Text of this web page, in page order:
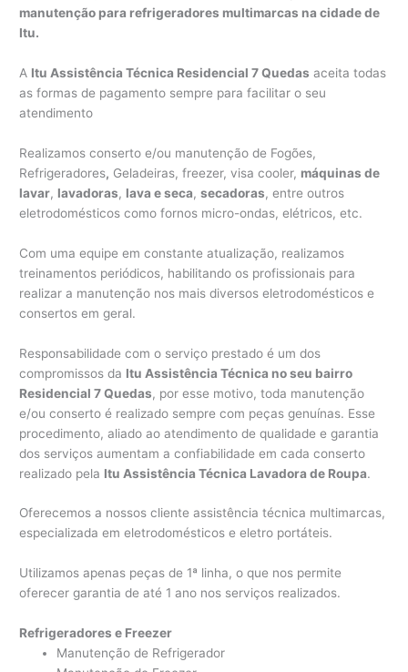
manutenção para refrigeradores multimarcas na cidade de
Itu.
A Itu Assistência Técnica Residencial 7 Quedas aceita todas
as formas de pagamento sempre para facilitar o seu
atendimento
Realizamos conserto e/ou manutenção de Fogões,
Refrigeradores, Geladeiras, freezer, visa cooler, máquinas de
lavar, lavadoras, lava e seca,secadoras, entre outros
eletrodomésticos como fornos micro-ondas, elétricos, etc.
Com uma equipe em constante atualização, realizamos
treinamentos periódicos, habilitando os profissionais para
realizar a manutenção nos mais diversos eletrodomésticos e
consertos em geral.
Responsabilidade com o serviço prestado é um dos
compromissos da Itu Assistência Técnica no seu bairro
Residencial 7 Quedas, por esse motivo, toda manutenção
e/ou conserto é realizado sempre com peças genuínas. Esse
procedimento, aliado ao atendimento de qualidade e garantia
dos serviços aumentam a confiabilidade em cada conserto
realizado pela Itu Assistência Técnica Lavadora de Roupa.
Oferecemos a nossos cliente assistência técnica multimarcas,
especializada em eletrodomésticos e eletro portáteis.
Utilizamos apenas peças de 1ª linha, o que nos permite
oferecer garantia de até 1 ano nos serviços realizados.
Refrigeradores e Freezer
Manutenção de Refrigerador